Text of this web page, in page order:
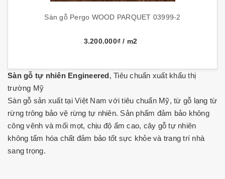
Sàn gỗ Pergo WOOD PARQUET 03999-2
3.200.000₫/ m2
Sàn gỗ tự nhiên Engineered, Tiêu chuẩn xuất khẩu thị
trường Mỹ
Sàn gỗ sản xuất tại Việt Nam với tiêu chuẩn Mỹ, từ gỗ lạng từ
rừng trông bảo vệ rừng tự nhiên. Sản phẩm đảm bảo không
công vênh và mối mọt, chịu độ ẩm cao, cây gỗ tự nhiên
không tẩm hóa chất đảm bảo tốt sực khỏe và trang trí nhà
sang trọng.